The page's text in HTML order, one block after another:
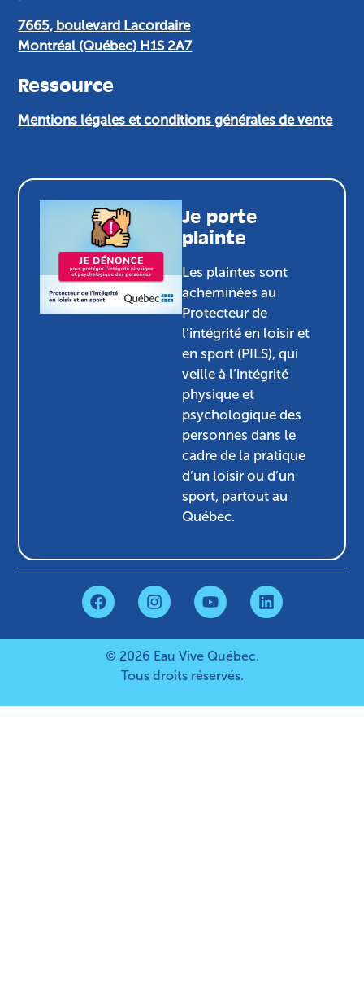
7665, boulevard Lacordaire
Montréal (Québec) H1S 2A7
Ressource
Mentions légales et conditions générales de vente
Je porte
plainte
Les plaintes sont
acheminées au
Protecteur de
l’intégrité en loisir et
en sport (PILS), qui
veille à l’intégrité
physique et
psychologique des
personnes dans le
cadre de la pratique
d’un loisir ou d’un
sport, partout au
Québec.
© 2026 Eau Vive Québec.
Tous droits réservés.